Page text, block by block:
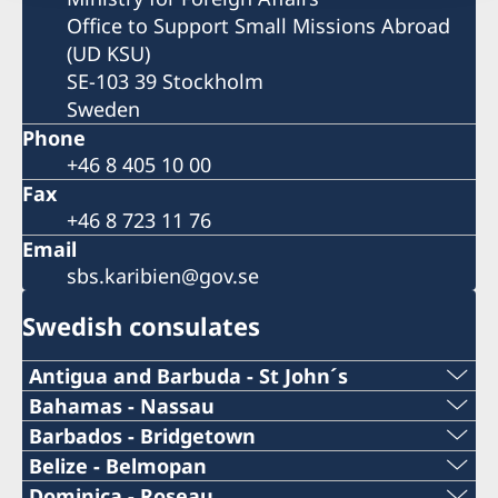
Office to Support Small Missions Abroad
(UD KSU)
SE-103 39 Stockholm
Sweden
Phone
+46 8 405 10 00
Fax
+46 8 723 11 76
Email
sbs.karibien@gov.se
Swedish consulates
Antigua and Barbuda - St John´s
Telephone Number Consulate
+1 (268)562 5050
Bahamas - Nassau
Telephone Number Consulate
1-242-326 28 17
Barbados - Bridgetown
Telephone Number Consulate
Belize - Belmopan